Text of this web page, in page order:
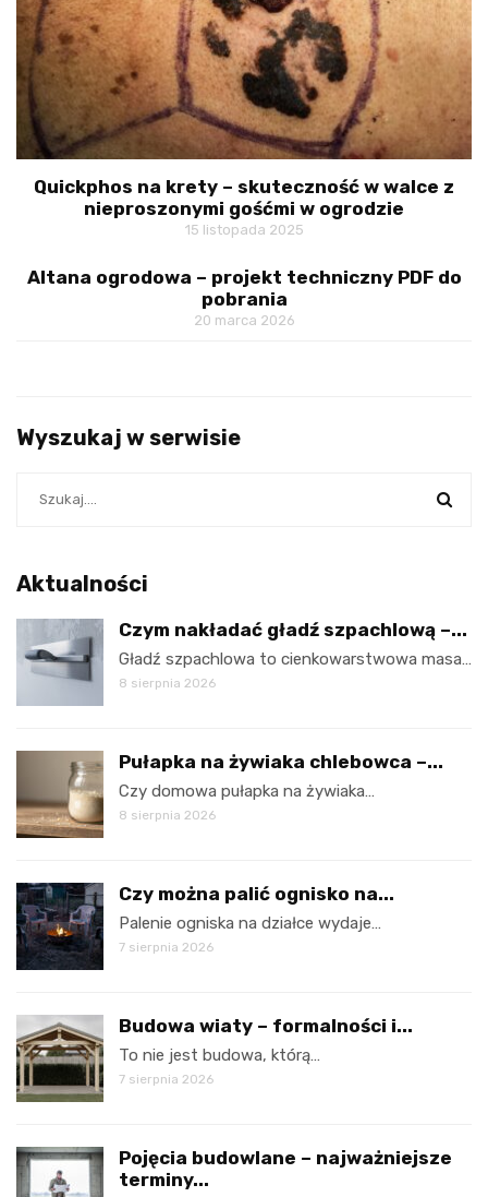
Quickphos na krety – skuteczność w walce z
nieproszonymi gośćmi w ogrodzie
15 listopada 2025
Altana ogrodowa – projekt techniczny PDF do
pobrania
20 marca 2026
Wyszukaj w serwisie
Aktualności
Czym nakładać gładź szpachlową –...
Gładź szpachlowa to cienkowarstwowa masa…
8 sierpnia 2026
Pułapka na żywiaka chlebowca –...
Czy domowa pułapka na żywiaka…
8 sierpnia 2026
Czy można palić ognisko na...
Palenie ogniska na działce wydaje…
7 sierpnia 2026
Budowa wiaty – formalności i...
To nie jest budowa, którą…
7 sierpnia 2026
Pojęcia budowlane – najważniejsze
terminy...